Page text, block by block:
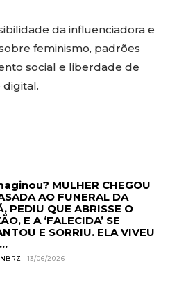
da influenciadora e
feminismo, padrões
social e liberdade de
digital.
MULHER CHEGOU
AO FUNERAL DA
PEDIU QUE ABRISSE O
E A ‘FALECIDA’ SE
E SORRIU. ELA VIVEU
13/06/2026